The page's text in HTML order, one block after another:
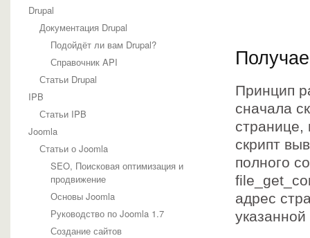
Drupal
Документация Drupal
Подойдёт ли вам Drupal?
Справочник API
Статьи Drupal
IPB
Статьи IPB
Joomla
Статьи о Joomla
SEO, Поисковая оптимизация и
продвижение
Основы Joomla
Руководство по Joomla 1.7
Создание сайтов
Принцип
сначала
странице,
скрипт
полного
адрес